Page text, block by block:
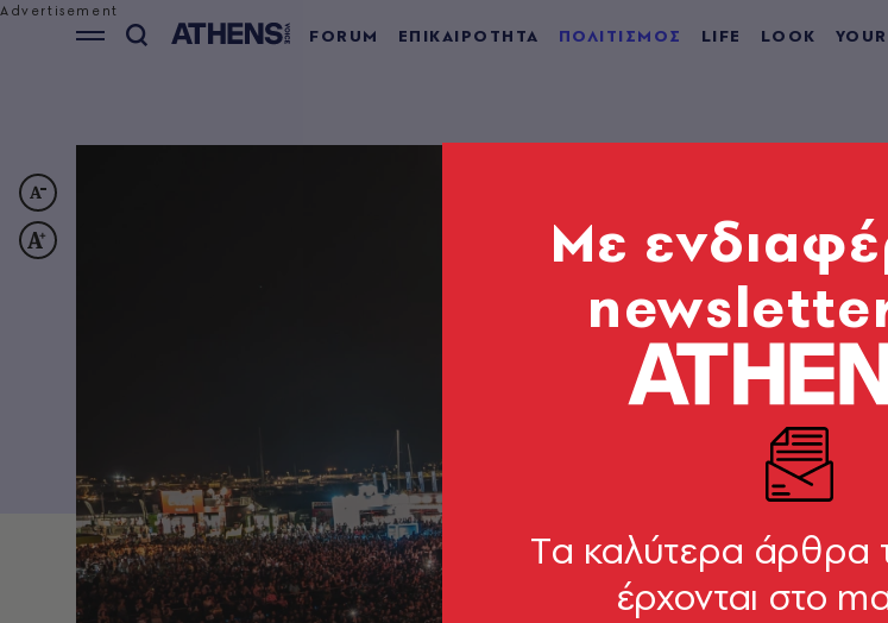
FORUM ΕΠΙΚΑΙΡΟΤΗΤΑ ΠΟΛΙΤΙΣΜΟΣ LIFE LOOK
Mε
Tα καλύτερα άρθρα
έρχονται στο